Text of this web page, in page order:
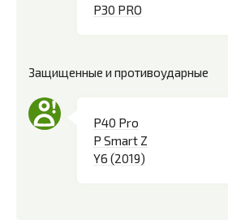
P30 PRO
Защищенные и противоударные
P40 Pro
P Smart Z
Y6 (2019)